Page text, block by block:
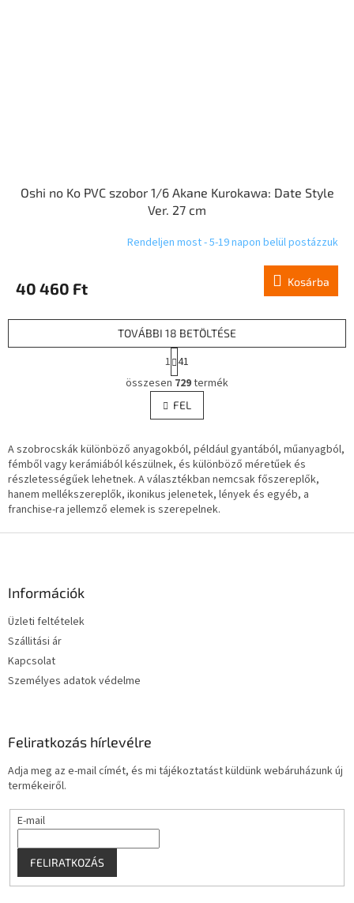
Oshi no Ko PVC szobor 1/6 Akane Kurokawa: Date Style
Ver. 27 cm
Rendeljen most - 5-19 napon belül postázzuk
40 460 Ft Kosárba
L
i
s
t
i
r
á
n
y
TOVÁBBI 18 BETÖLTÉSE
a
p
o
z
á
1 41
összesen 729termék
FEL
A szobrocskák különböző anyagokból, például gyantából, műanyagból,
fémből vagy kerámiából készülnek, és különböző méretűek és
részletességűek lehetnek. A választékban nemcsak főszereplők,
hanem mellékszereplők, ikonikus jelenetek, lények és egyéb, a
franchise-ra jellemző elemek is szerepelnek.
Információk
Üzleti feltételek
Szállitási ár
Kapcsolat
Személyes adatok védelme
Feliratkozás hírlevélre
Adja meg az e-mail címét, és mi tájékoztatást küldünk webáruházunk új
termékeiről.
E-mail
FELIRATKOZÁS